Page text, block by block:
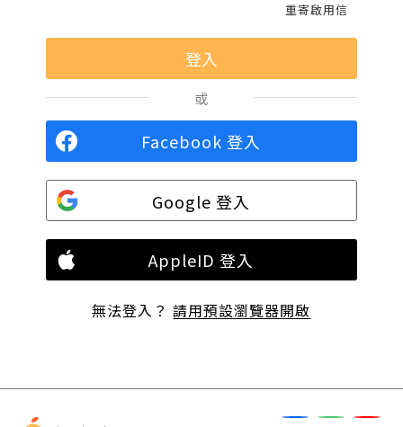
重寄啟用信
或
Facebook 登入
Google 登入
AppleID 登入
無法登入？請用預設瀏覽器開啟